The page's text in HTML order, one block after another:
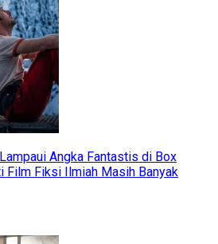
Angka Fantastis di Box
Film Fiksi Ilmiah Masih Banyak